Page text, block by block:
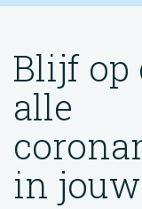
Blijf op
alle
in